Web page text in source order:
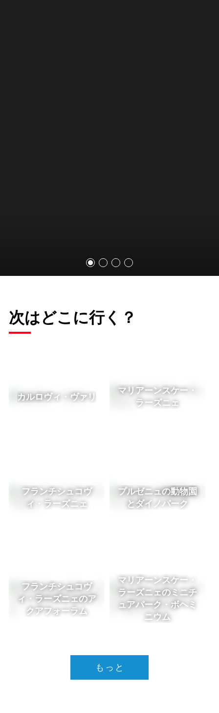
次はどこに行く？
カルロヴィ・ヴァリ
マリアーンスケー・
ラーズニェ
フランチシュコヴ
ィ・ラーズニェ
プルゼニュの動物園
とダイノパーク
フランチシュコヴ
ィ・ラーズニェのア
クアフォーラム
マリアーンスケー・
ラーズニェのミニチ
ュアパーク・ボヘミ
ニウム
もっと